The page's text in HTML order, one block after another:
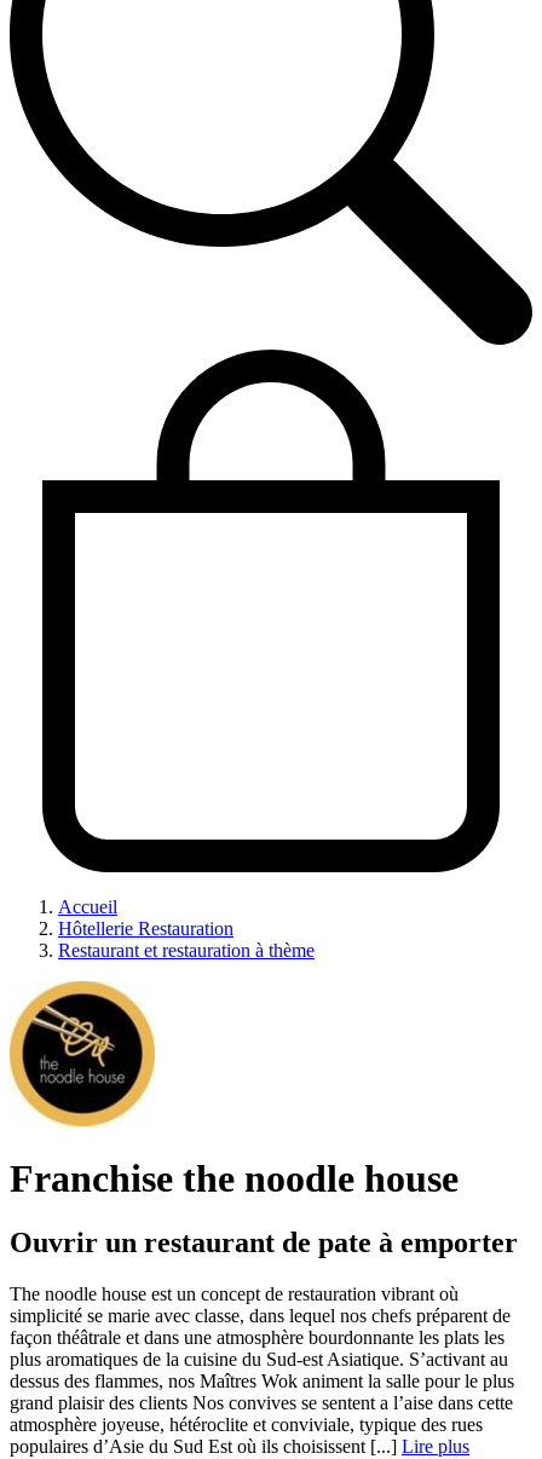
Accueil
Hôtellerie Restauration
Restaurant et restauration à thème
Franchise the noodle house
Ouvrir un restaurant de pate à emporter
The noodle house est un concept de restauration vibrant où
simplicité se marie avec classe, dans lequel nos chefs préparent de
façon théâtrale et dans une atmosphère bourdonnante les plats les
plus aromatiques de la cuisine du Sud-est Asiatique. S’activant au
dessus des flammes, nos Maîtres Wok animent la salle pour le plus
grand plaisir des clients Nos convives se sentent a l’aise dans cette
atmosphère joyeuse, hétéroclite et conviviale, typique des rues
populaires d’Asie du Sud Est où ils choisissent [...] Lire plus